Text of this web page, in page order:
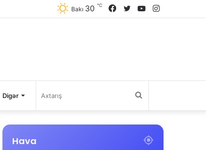
YouTube
Twitter
Facebook
Bakı 30 ℃
Digər Axtarış
Hava